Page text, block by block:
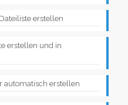
erstellen
erstellen und in
automatisch erstellen